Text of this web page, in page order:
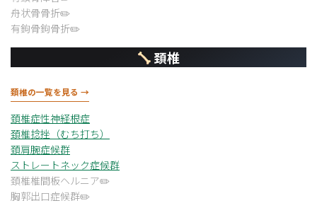
舟状骨骨折
有鉤骨鉤骨折
頚椎
頚椎の一覧を見る →
頚椎症性神経根症
頚椎捻挫（むち打ち）
頚肩腕症候群
ストレートネック症候群
頚椎椎間板ヘルニア
胸郭出口症候群